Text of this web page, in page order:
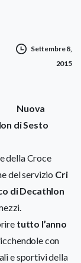
Settembre 8,
2015
Nuova
di Sesto
della Croce
del servizio Cri
di Decathlon
tutto l’anno
con
e sportivi della